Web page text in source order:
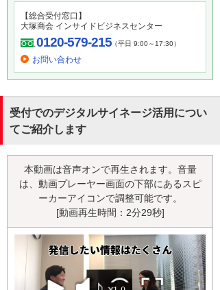
【総合受付窓口】
大塚商会 インサイドビジネスセンター
0120-579-215（平日 9:00～17:30）
お問い合わせ
受付でのデジタルサイネージ活用につい
てご紹介します
本動画は音声オンで再生されます。音量
は、動画プレーヤー画面の下部にあるスピ
ーカーアイコンで調整可能です。
[動画再生時間：2分29秒]